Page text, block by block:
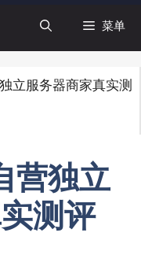
菜单
立服务器商家真实测
营独立
测评